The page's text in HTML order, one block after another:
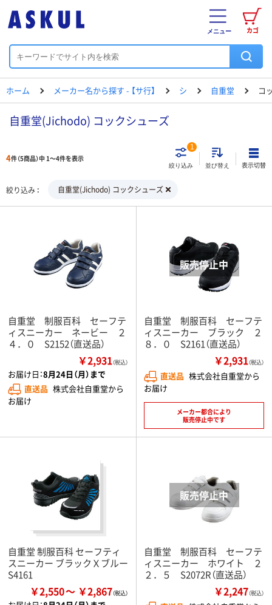
カゴ
メニュー
ホーム メーカー名から探す - 【サ行】 シ 自重堂 コ
自重堂(Jichodo) コックシューズ
4件（5商品）中 1～4件を表示
絞り込み
1
並び替え 表示切替
絞り込み 自重堂(Jichodo) コックシューズ
自重堂 制服百科 セーフテ
ィスニーカー ネービー ２
４．０ S2152（直送品）
￥2,931（税込）
お届け日：8月24日（月）まで
直送品 株式会社自重堂から
お届け
自重堂 制服百科 セーフテ
ィスニーカー ブラック ２
８．０ S2161（直送品）
￥2,931（税込）
直送品 株式会社自重堂から
お届け
メーカー都合により
販売停止中です
自重堂 制服百科 セーフティ
スニーカー ブラックＸブルー
S4161
￥2,550 ￥2,867
自重堂 制服百科 セーフテ
ィスニーカー ホワイト ２
２．５ S2072R（直送品）
￥2,247（税込）